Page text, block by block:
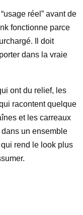
réel” avant de
fonctionne parce
Il doit
dans la vraie
ont du relief, les
racontent quelque
et les carreaux
dans un ensemble
rend le look plus